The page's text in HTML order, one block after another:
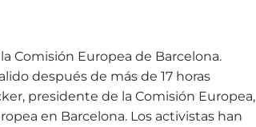
Comisión Europea de Barcelona.
después de más de 17 horas
presidente de la Comisión Europea,
en Barcelona. Los activistas han